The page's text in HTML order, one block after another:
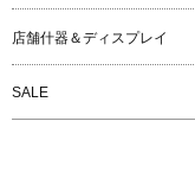
店舗什器＆ディスプレイ
SALE